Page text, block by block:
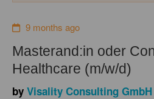
9 months ago
Masterand:in oder
Healthcare (m/w/d)
by Visality Consulting GmbH